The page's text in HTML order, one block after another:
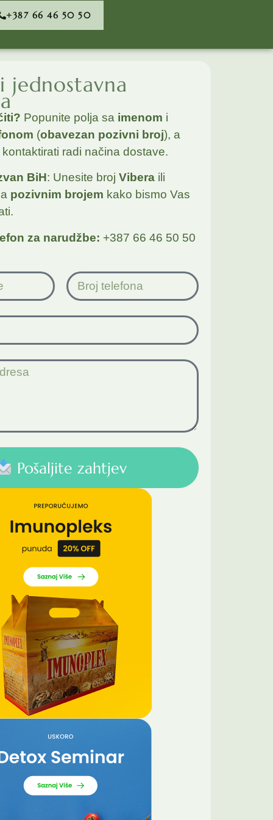
+387 66 46 50 50
jednostavna
Popunite polja sa imenom i
(obavezan pozivni broj), a
radi načina dostave.
BiH: Unesite broj Viberaili
pozivnim brojem kako bismo Vas
za narudžbe: +387 66 46 50 50
Pošaljite zahtjev